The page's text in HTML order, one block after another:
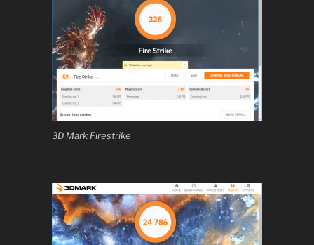
3D Mark Firestrike